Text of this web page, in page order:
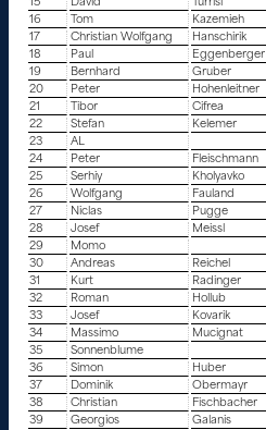
16
Tom Kazemieh
17
Christian Wolfgang Hanschirik
18
Paul Eggenberger
19
Bernhard Gruber
20
Peter Hohenleitner
21
Tibor Cifrea
22
Stefan Kelemer
23
AL
24
Peter Fleischmann
25
Serhiy Kholyavko
26
Wolfgang Fauland
27
Niclas Pugge
28
Josef Meissl
29
Momo
30
Andreas Reichel
31
Kurt Radinger
32
Roman Hollub
33
Josef Kovarik
34
Massimo Mucignat
35
Sonnenblume
36
Simon Huber
37
Dominik Obermayr
38
Christian Fischbacher
39
Georgios Galanis